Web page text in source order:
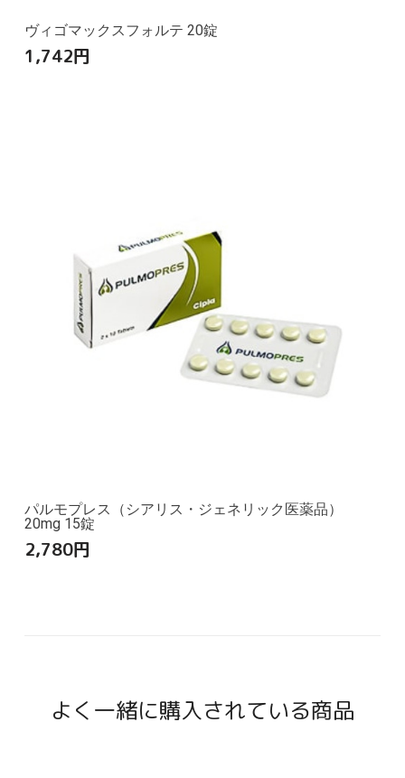
ヴィゴマックスフォルテ 20錠
1,742円
パルモプレス（シアリス・ジェネリック医薬品）
20mg 15錠
2,780円
よく一緒に購入されている商品